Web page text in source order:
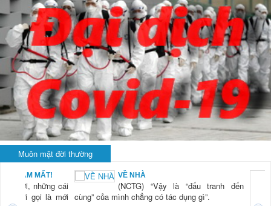
Muôn mặt đời thường
NAM MẤT!
“Xời, những cái
mới gọi là mới
VỀ NHÀ
(NCTG) “Vậy là “đấu tranh đến
cùng” của mình chẳng có tác dụng gì”.